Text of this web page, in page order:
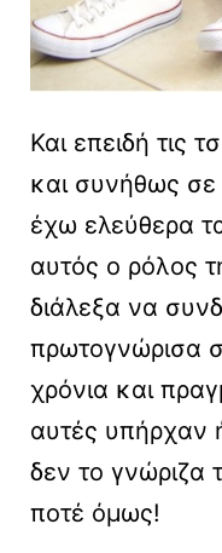
Και επειδή τις
και συνήθως σε
έχω ελεύθερα
αυτός ο ρόλος
διάλεξα να
πρωτογνώρισα
χρόνια και
αυτές υπήρχαν
δεν το γνώριζα
ποτέ όμως!